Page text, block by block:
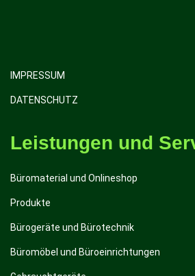
IMPRESSUM
DATENSCHUTZ
Leistungen und
Büromaterial und Onlineshop
Produkte
Bürogeräte und Bürotechnik
Büromöbel und Büroeinrichtungen